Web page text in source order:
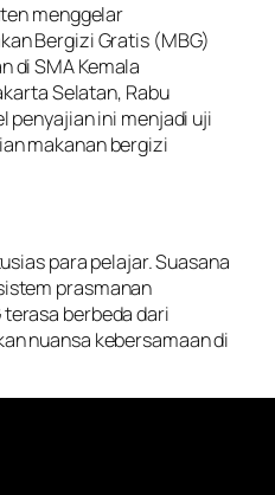
menggelar
Bergizi Gratis (MBG)
di SMA Kemala
Selatan, Rabu
penyajian ini menjadi uji
makanan bergizi
para pelajar. Suasana
prasmanan
berbeda dari
nuansa kebersamaan di